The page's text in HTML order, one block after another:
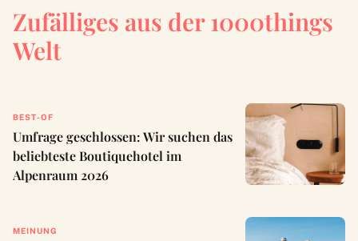
Zufälliges aus der 1000things
Welt
BEST-OF
Umfrage geschlossen: Wir suchen das
beliebteste Boutiquehotel im
Alpenraum 2026
MEINUNG